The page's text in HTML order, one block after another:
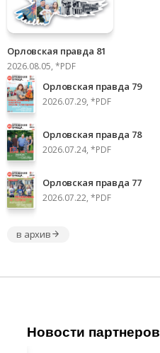
Орловская правда 81
2026.08.05, *PDF
Орловская правда 79
2026.07.29, *PDF
Орловская правда 78
2026.07.24, *PDF
Орловская правда 77
2026.07.22, *PDF
в архив
Новости партнеров